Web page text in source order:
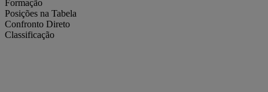
Formação
Posições na Tabela
Confronto Direto
Classificação